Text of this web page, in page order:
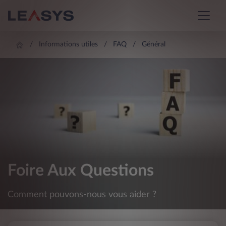
Informations utiles FAQ Général
Foire Aux Questions
Comment pouvons-nous vous aider ?